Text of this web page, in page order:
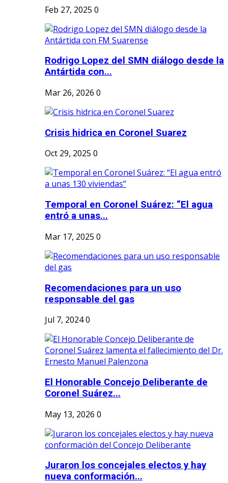
Feb 27, 2025 0
Rodrigo Lopez del SMN diálogo desde la
Antártida con...
Mar 26, 2026 0
Crisis hidrica en Coronel Suarez
Oct 29, 2025 0
Temporal en Coronel Suárez: “El agua
entró a unas...
Mar 17, 2025 0
Recomendaciones para un uso
responsable del gas
Jul 7, 20240
El Honorable Concejo Deliberante de
Coronel Suárez...
May 13, 2026 0
Juraron los concejales electos y hay
nueva conformación...